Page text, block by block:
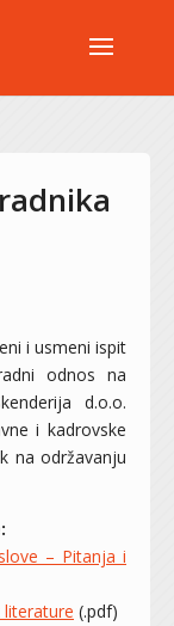
i usmeni ispit
odnos na
d.o.o.
i kadrovske
na održavanju
– Pitanja i
literature (.pdf)